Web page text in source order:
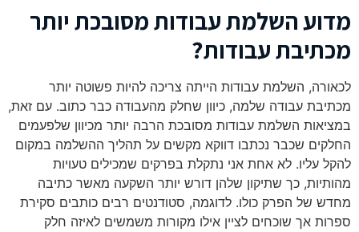
מדוע השלמת עבודות מסובכת יותר
מכתיבת עבודות?
לכאורה, השלמת עבודות הייתה צריכה להיות פשוטה יותר
מכתיבת עבודה שלמה, כיוון שחלק מהעבודה כבר כתוב. עם זאת,
במציאות השלמת עבודות מסובכת הרבה יותר מכיוון שלפעמים
החלקים שכבר נכתבו דווקא מקשים על תהליך ההשלמה במקום
להקל עליו. לא אחת אני נתקלת בפרקים שמכילים טעויות
מהותיות, כך שתיקון שלהן דורש יותר השקעה מאשר כתיבה
מחדש של הפרק כולו. לדוגמה, סטודנטים רבים כותבים סקירת
ספרות אך שוכחים לציין אילו מקורות משמשים לאיזה חלק